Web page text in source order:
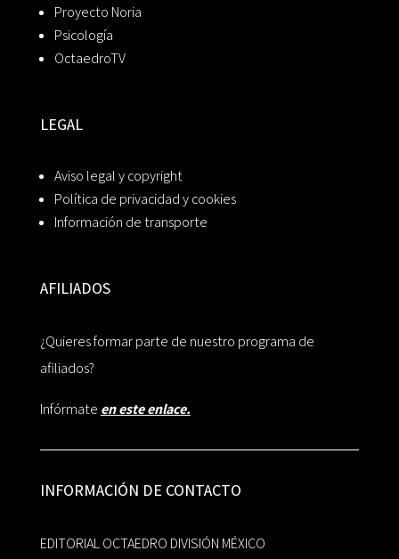
Proyecto Noria
Psicología
OctaedroTV
LEGAL
Aviso legal y copyright
Política de privacidad y cookies
Información de transporte
AFILIADOS
¿Quieres formar parte de nuestro programa de
afiliados?
Infórmate en este enlace.
INFORMACIÓN DE CONTACTO
EDITORIAL OCTAEDRO DIVISIÓN MÉXICO